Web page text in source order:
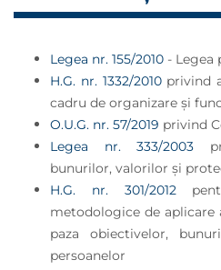
Legea nr. 155/2010 - Legea
H.G. nr. 1332/2010privind
cadru de organizare și
O.U.G. nr. 57/2019 privind
Legea nr. 333/2003
bunurilor, valorilor şi
H.G. nr. 301/2012
metodologice de aplicare
paza obiectivelor,
persoanelor